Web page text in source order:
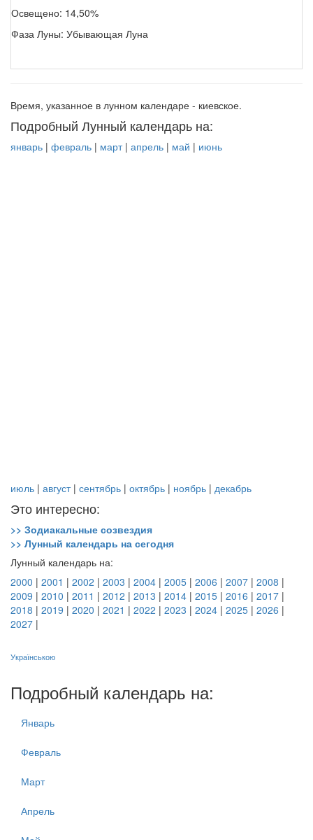
Освещено: 14,50%
Фаза Луны: Убывающая Луна
Время, указанное в лунном календаре - киевское.
Подробный Лунный календарь на:
январь | февраль | март| апрель | май | июнь
июль | август| сентябрь | октябрь | ноябрь | декабрь
Это интересно:
>> Зодиакальные созвездия
>> Лунный календарь на сегодня
Лунный календарь на:
2000 | 2001 | 2002 | 2003 | 2004 | 2005 | 2006 | 2007 | 2008 |
2009 | 2010 | 2011 | 2012 | 2013 | 2014 | 2015 | 2016 | 2017 |
2018 | 2019 | 2020 | 2021 | 2022 | 2023 | 2024 | 2025 | 2026 |
2027 |
Українською
Подробный календарь на:
Январь
Февраль
Март
Апрель